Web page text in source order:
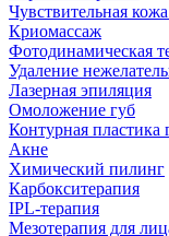
Чувствительная
Криомассаж
Фотодинамическая
Удаление
Лазерная эпиляция
Омоложение губ
Контурная пластика
Акне
Химический пилинг
Карбокситерапия
IPL‑терапия
Мезотерапия для